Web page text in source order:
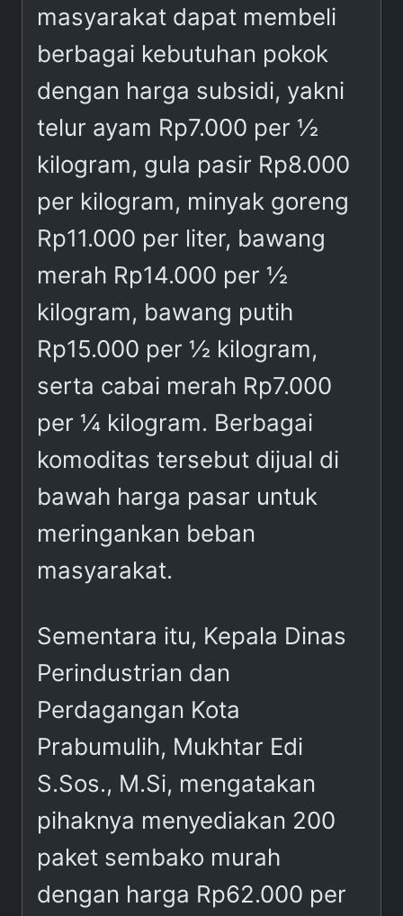
masyarakat dapat membeli
berbagai kebutuhan pokok
dengan harga subsidi, yakni
telur ayam Rp7.000 per ½
kilogram, gula pasir Rp8.000
per kilogram, minyak goreng
Rp11.000 per liter, bawang
merah Rp14.000 per ½
kilogram, bawang putih
Rp15.000 per ½ kilogram,
serta cabai merah Rp7.000
per ¼ kilogram. Berbagai
komoditas tersebut dijual di
bawah harga pasar untuk
meringankan beban
masyarakat.
Sementara itu, Kepala Dinas
Perindustrian dan
Perdagangan Kota
Prabumulih, Mukhtar Edi
S.Sos., M.Si, mengatakan
pihaknya menyediakan 200
paket sembako murah
dengan harga Rp62.000 per